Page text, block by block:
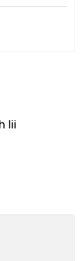
Iii